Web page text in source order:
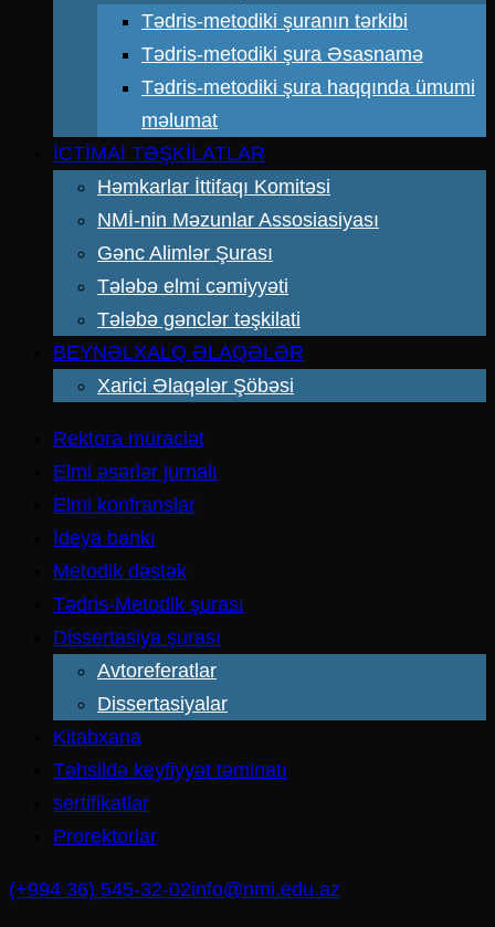
Tədris-metodiki şuranın tərkibi
Tədris-metodiki şura Əsasnamə
Tədris-metodiki şura haqqında ümumi
məlumat
İCTİMAİ TƏŞKİLATLAR
Həmkarlar İttifaqı Komitəsi
NMİ-nin Məzunlar Assosiasiyası
Gənc Alimlər Şurası
Tələbə elmi cəmiyyəti
Tələbə gənclər təşkilati
BEYNƏLXALQ ƏLAQƏLƏR
Xarici Əlaqələr Şöbəsi
Rektora müraciət
Elmi əsərlər jurnalı
Elmi konfranslar
İdeya bankı
Metodik dəstək
Tədris-Metodik şurası
Dissertasiya şurası
Avtoreferatlar
Dissertasiyalar
Kitabxana
Təhsildə keyfiyyət təminatı
sertifikatlar
Prorektorlar
(+994 36) 545-32-02info@nmi.edu.az